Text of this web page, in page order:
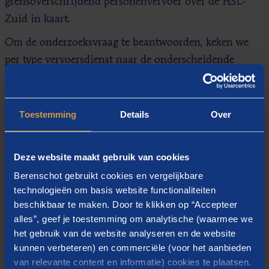
Toestemming Details Over
Deze website maakt gebruik van cookies
Berenschot gebruikt cookies en vergelijkbare
technologieën om basis website functionaliteiten
beschikbaar te maken. Door te klikken op “Accepteer
alles”, geef je toestemming om analytische (waarmee we
het gebruik van de website analyseren en de website
kunnen verbeteren) en commerciële (voor het aanbieden
van relevante content en informatie) cookies te plaatsen.
Zuid in kaart.
Om de onderzoeksvraag te beantwoorden, keken we
per type vervoersdienst naar de onderscheidende
marktordeningsscenario’s en de effecten van deze
scenario’s. Dit alles deden we op basis van
literatuuronderzoek en expert judgement, aangevuld
met interviews met huidige en (vertegenwoordigers
validatie door een externe expertgroep. De adviseurs
van Berenschot ontwikkelden de scenario’s op basis
van hun kennis en ervaring van marktordening op het
spoor:
Berenschot kent deze (internationale) context als geen
ander en heeft inzicht/ kennis/ ervaring